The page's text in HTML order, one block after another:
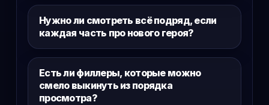
Нужно ли смотреть всё подряд, если
каждая часть про нового героя?
Есть ли филлеры, которые можно
смело выкинуть из порядка
просмотра?